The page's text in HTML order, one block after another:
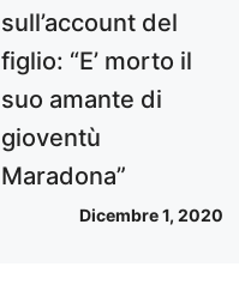
sull’account del
figlio: “E’ morto il
suo amante di
gioventù
Maradona”
Dicembre 1, 2020